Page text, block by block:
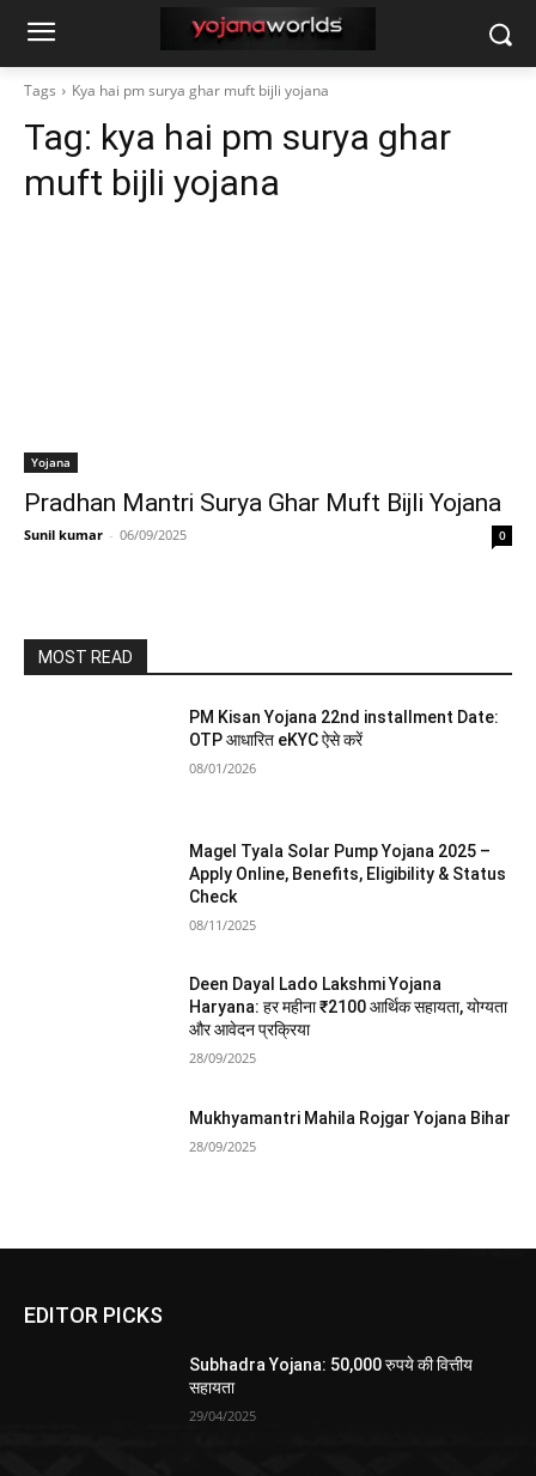
Tags Kya hai pm surya ghar muft bijli yojana
Tag: kya hai pm surya ghar
muft bijli yojana
Yojana
Pradhan Mantri Surya Ghar Muft Bijli Yojana
Sunil kumar - 06/09/2025 0
MOST READ
PM Kisan Yojana 22nd installment Date:
OTP आधारित eKYC ऐसे करें
08/01/2026
Magel Tyala Solar Pump Yojana 2025 –
Apply Online, Benefits, Eligibility & Status
Check
08/11/2025
Deen Dayal Lado Lakshmi Yojana
Haryana: हर महीना ₹2100 आर्थिक सहायता, योग्यता
और आवेदन प्रक्रिया
28/09/2025
Mukhyamantri Mahila Rojgar Yojana Bihar
28/09/2025
EDITOR PICKS
Subhadra Yojana: 50,000 रुपये की वित्तीय
सहायता
29/04/2025